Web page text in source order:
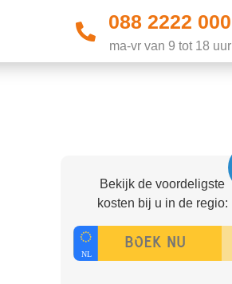
088 2222 000
ma-vr van 9 tot 18 uur
Bekijk de voordeligste
kosten bij u in de regio: